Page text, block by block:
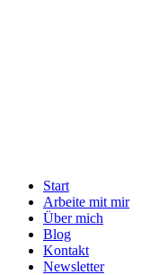
Start
Arbeite mit mir
Über mich
Blog
Kontakt
Newsletter